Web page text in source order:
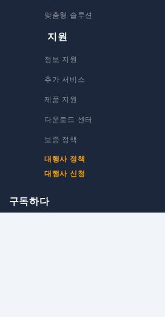
맞춤형 솔루션
지원
정보 지원
추가 서비스
제품 지원
다운로드 센터
보증 정책
대행사 정책
대행사 신청
구독하다